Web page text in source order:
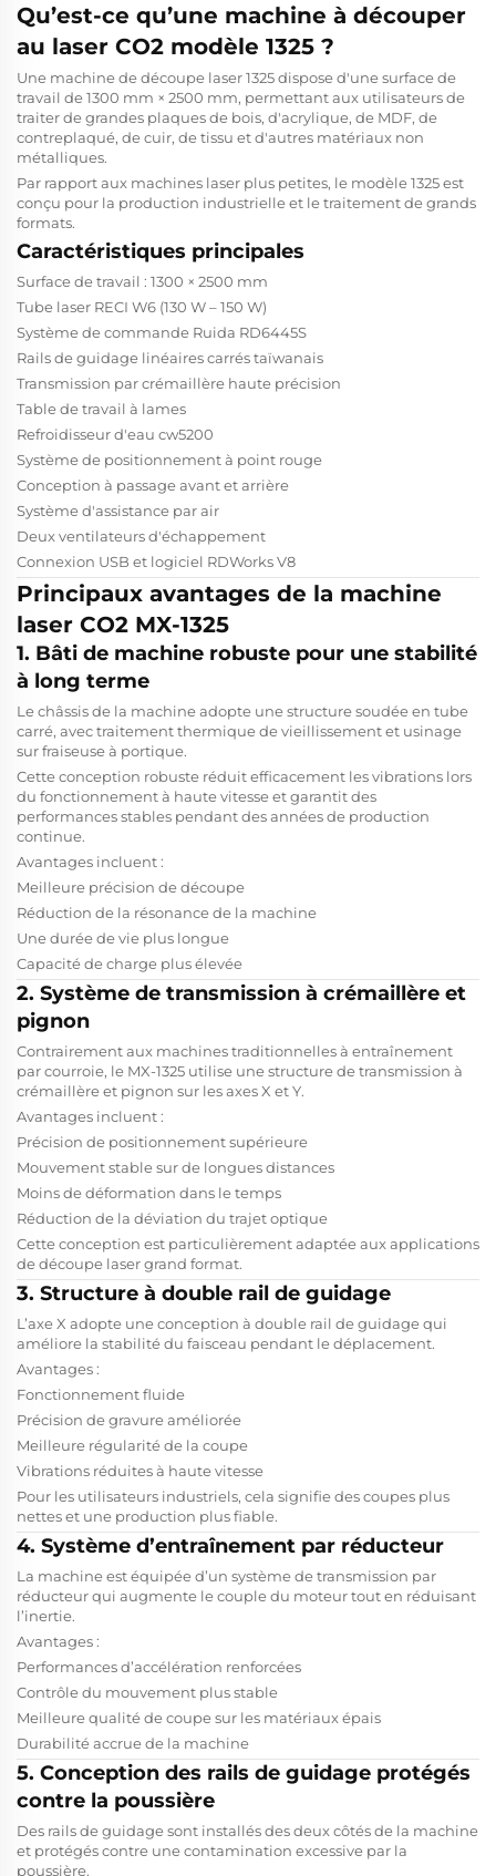
Qu’est-ce qu’une machine à découper
au laser CO2 modèle 1325 ?
Une machine de découpe laser 1325 dispose d'une surface de
travail de 1300 mm × 2500 mm, permettant aux utilisateurs de
traiter de grandes plaques de bois, d'acrylique, de MDF, de
contreplaqué, de cuir, de tissu et d'autres matériaux non
métalliques.
Par rapport aux machines laser plus petites, le modèle 1325 est
conçu pour la production industrielle et le traitement de grands
formats.
Caractéristiques principales
Surface de travail : 1300 × 2500 mm
Tube laser RECI W6 (130 W – 150 W)
Système de commande Ruida RD6445S
Rails de guidage linéaires carrés taïwanais
Transmission par crémaillère haute précision
Table de travail à lames
Refroidisseur d'eau cw5200
Système de positionnement à point rouge
Conception à passage avant et arrière
Système d'assistance par air
Deux ventilateurs d'échappement
Connexion USB et logiciel RDWorks V8
Principaux avantages de la machine
laser CO2 MX-1325
1. Bâti de machine robuste pour une stabilité
à long terme
Le châssis de la machine adopte une structure soudée en tube
carré, avec traitement thermique de vieillissement et usinage
sur fraiseuse à portique.
Cette conception robuste réduit efficacement les vibrations lors
du fonctionnement à haute vitesse et garantit des
performances stables pendant des années de production
continue.
Avantages incluent :
Meilleure précision de découpe
Réduction de la résonance de la machine
Une durée de vie plus longue
Capacité de charge plus élevée
2. Système de transmission à crémaillère et
pignon
Contrairement aux machines traditionnelles à entraînement
par courroie, le MX-1325 utilise une structure de transmission à
crémaillère et pignon sur les axes X et Y.
Avantages incluent :
Précision de positionnement supérieure
Mouvement stable sur de longues distances
Moins de déformation dans le temps
Réduction de la déviation du trajet optique
Cette conception est particulièrement adaptée aux applications
de découpe laser grand format.
3. Structure à double rail de guidage
L’axe X adopte une conception à double rail de guidage qui
améliore la stabilité du faisceau pendant le déplacement.
Avantages :
Fonctionnement fluide
Précision de gravure améliorée
Meilleure régularité de la coupe
Vibrations réduites à haute vitesse
Pour les utilisateurs industriels, cela signifie des coupes plus
nettes et une production plus fiable.
4. Système d’entraînement par réducteur
La machine est équipée d’un système de transmission par
réducteur qui augmente le couple du moteur tout en réduisant
l’inertie.
Avantages :
Performances d’accélération renforcées
Contrôle du mouvement plus stable
Meilleure qualité de coupe sur les matériaux épais
Durabilité accrue de la machine
5. Conception des rails de guidage protégés
contre la poussière
Des rails de guidage sont installés des deux côtés de la machine
et protégés contre une contamination excessive par la
poussière.